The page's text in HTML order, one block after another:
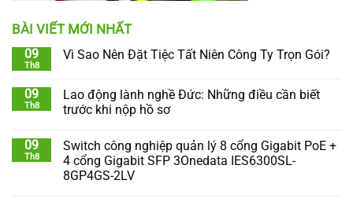
BÀI VIẾT MỚI NHẤT
09
Th8
Vì Sao Nên Đặt Tiệc Tất Niên Công Ty Trọn Gói?
09
Th8
Lao động lành nghề Đức: Những điều cần biết
trước khi nộp hồ sơ
09
Th8
Switch công nghiệp quản lý 8 cổng Gigabit PoE +
4 cổng Gigabit SFP 3Onedata IES6300SL-
8GP4GS-2LV